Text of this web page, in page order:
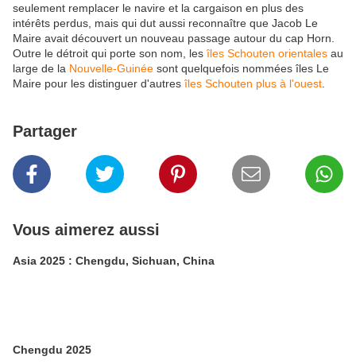
seulement remplacer le navire et la cargaison en plus des
intérêts perdus, mais qui dut aussi reconnaître que Jacob Le
Maire avait découvert un nouveau passage autour du cap Horn.
Outre le détroit qui porte son nom, lesîles Schouten orientales au
large de la Nouvelle-Guinée sont quelquefois nommées îles Le
Maire pour les distinguer d'autresîles Schouten plus à l'ouest
Partager
Vous aimerez aussi
Asia 2025 : Chengdu, Sichuan, China
Chengdu 2025